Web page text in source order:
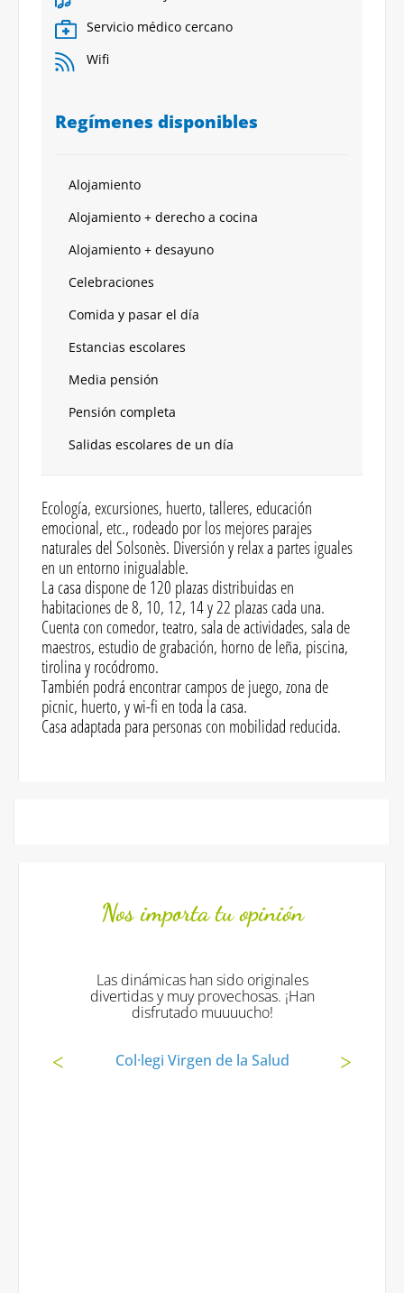
Servicio médico cercano
Wifi
Regímenes disponibles
Alojamiento
Alojamiento + derecho a cocina
Alojamiento + desayuno
Celebraciones
Comida y pasar el día
Estancias escolares
Media pensión
Pensión completa
Salidas escolares de un día
Ecología, excursiones, huerto, talleres, educación
emocional, etc., rodeado por los mejores parajes
naturales del Solsonès. Diversión y relax a partes iguales
en un entorno inigualable.
La casa dispone de 120 plazas distribuidas en
habitaciones de 8, 10, 12, 14 y 22 plazas cada una.
Cuenta con comedor, teatro, sala de actividades, sala de
maestros, estudio de grabación, horno de leña, piscina,
tirolina y rocódromo.
También podrá encontrar campos de juego, zona de
picnic, huerto, y wi-fi en toda la casa.
Casa adaptada para personas con mobilidad reducida.
Nos importa tu opinión
Las dinámicas han sido originales
divertidas y muy provechosas. ¡Han
disfrutado muuuucho!
Col·legi Virgen de la Salud